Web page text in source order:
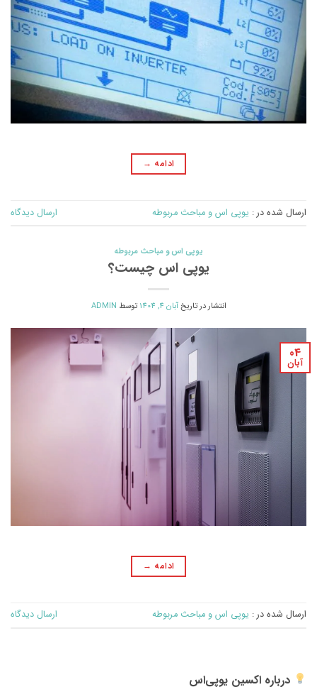
ادامه →
ارسال شده در : یوپی اس و مباحث مربوطه ارسال دیدگاه
یوپی اس و مباحث مربوطه
یوپی اس چیست؟
انتشار در تاریخآبان 4, 1404 توسط ADMIN
04
آبان
ادامه →
ارسال شده در : یوپی اس و مباحث مربوطه ارسال دیدگاه
درباره اکسین یوپی‌اس